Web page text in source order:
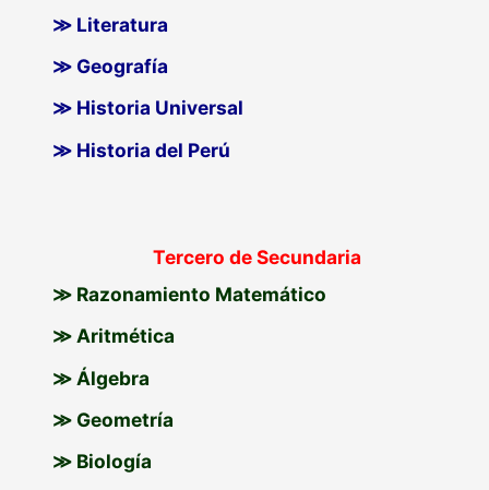
≫ Literatura
≫ Geografía
≫ Historia Universal
≫ Historia del Perú
Tercero de Secundaria
≫ Razonamiento Matemático
≫ Aritmética
≫ Álgebra
≫ Geometría
≫ Biología